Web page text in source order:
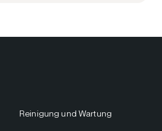
Reinigung und Wartung